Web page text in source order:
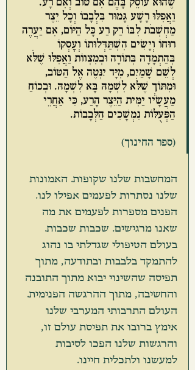
שֶׁהוּא עוֹסֵק בָּהֶם אִם טוֹב וְאִם רָע.
וַאֲפִלּוּ רָשָׁע גָּמוּר בִּלְבָבוֹ וְכָל יֵצֶר
מַחְשְׁבֹת לִבּוֹ רַק רַע כָּל הַיּוֹם, אִם יַעֲרֶה
רוּחוֹ וְיָשִׂים הִשְׁתַּדְּלוּתוֹ וְעָסְקוֹ
בְּהַתְמָדָה בְּתוֹרָה וּבְמִצְווֹת וַאֲפִלּוּ שֶׁלֹּא
לְשֵׁם שָׁמַיִם, מִיָּד יִנְּטֶה אֶל הַטּוֹב,
וּמִתּוֹךְ שֶׁלֹּא לִשְׁמָהּ בָּא לִשְׁמָהּ. וּבְכוֹחַ
מַעֲשָׂיו יַמִּית הַיֵּצֶר הָרַע, כִּי אַחֲרֵי
הַפְּעֻלּוֹת נִמְשָׁכִים הַלְּבָבוֹת.
(ספר החינוך)
המחשבות שלנו שקופות. האמונות
שלנו נסתרות לפעמים אפילו לנו.
הפנים מספרות לפעמים את מה
שאנו מרגישים. שכבות שכבות.
בעולם הטיפולי שגדלתי בו נהוג
להתמקד בלבבות ובתודעה, מתוך
תפיסה שהשינוי יבוא מתוך התובנה
והחשיבה, מתוך ההרגשה הפנימית.
העולם התרבותי המערבי שלנו
אימץ ברובו את תפיסת עולם זו,
והרגשות שלנו הפכו לסיבות
למעשנו ולתכלית חיינו.